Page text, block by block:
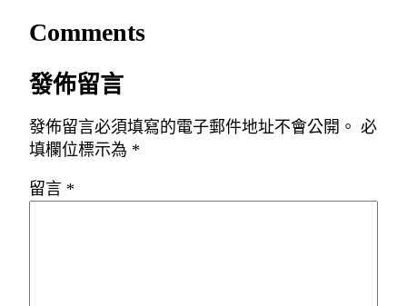
Comments
發佈留言
發佈留言必須填寫的電子郵件地址不會公開。 必
填欄位標示為 *
留言 *